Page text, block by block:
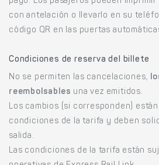
con antelación o llevarlo en su
código QR en las puertas
Condiciones de reserva del billete
No se permiten las cancelaciones,
reembolsables una vez emitidos.
Los cambios (si corresponden)
condiciones de la tarifa y deben
salida.
Las condiciones de la tarifa están